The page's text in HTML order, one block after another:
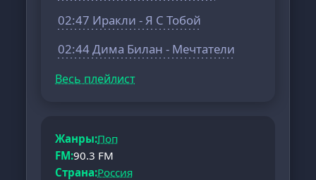
02:47 Иракли - Я С Тобой
02:44 Дима Билан - Мечтатели
Весь плейлист
Жанры:Поп
FM:90.3 FM
Страна:Россия